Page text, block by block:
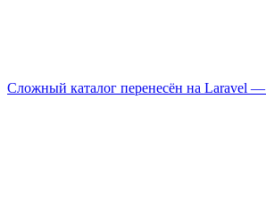
Сложный каталог перенесён на Laravel —